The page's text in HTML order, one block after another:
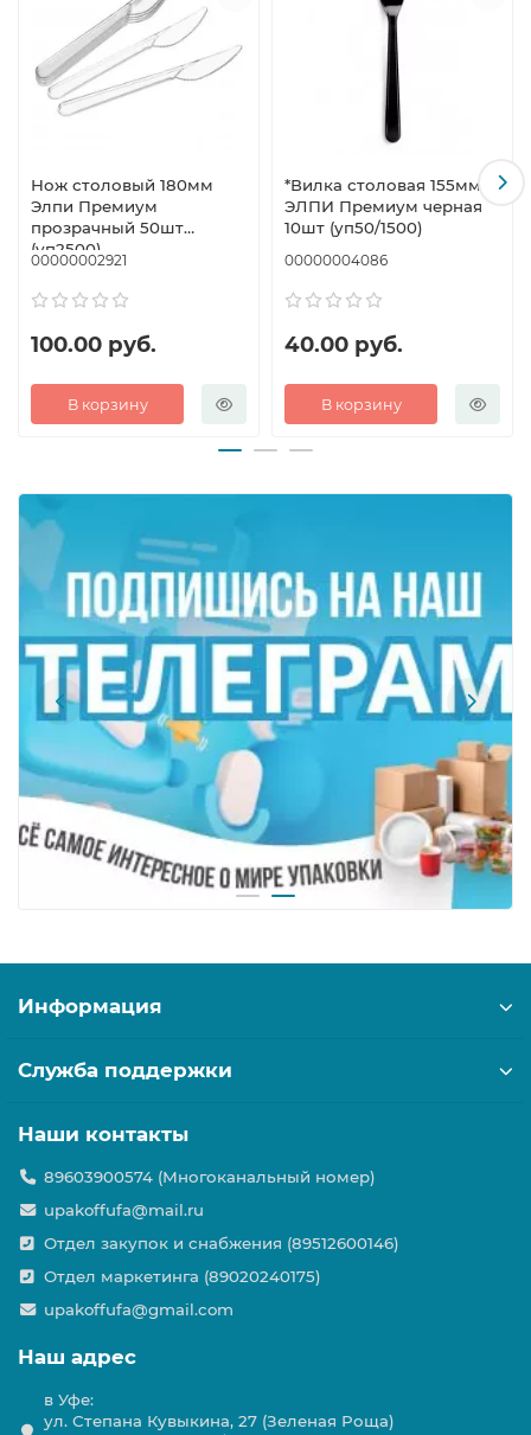
Нож столовый 180мм
Элпи Премиум
прозрачный 50шт
(уп2500)
00000002921
100.00 руб.
В корзину
*Вилка столовая 155мм
ЭЛПИ Премиум черная
10шт (уп50/1500)
00000004086
40.00 руб.
В корзину
Информация
Служба поддержки
Наши контакты
89603900574 (Многоканальный номер)
upakoffufa@mail.ru
Отдел закупок и снабжения (89512600146)
Отдел маркетинга (89020240175)
upakoffufa@gmail.com
Наш адрес
в Уфе:
ул. Степана Кувыкина, 27 (Зеленая Роща)